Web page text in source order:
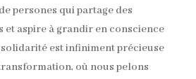
persones qui partage des
et aspire à grandir en conscience
solidarité est infiniment précieuse
où nous pelons